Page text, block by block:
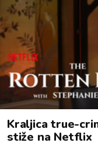
Kraljica true-
stiže na Netflix